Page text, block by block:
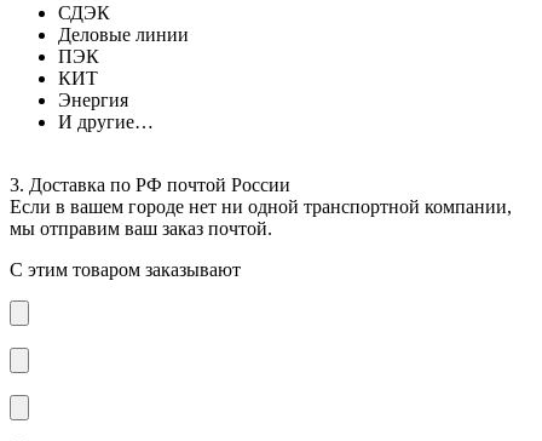
СДЭК
Деловые линии
ПЭК
КИТ
Энергия
И другие…
3. Доставка по РФ почтой России
Если в вашем городе нет ни одной транспортной компании,
мы отправим ваш заказ почтой.
С этим товаром заказывают